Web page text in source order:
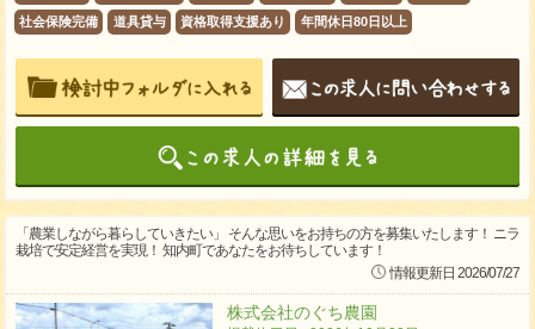
社会保険完備 道具貸与 資格取得支援あり 年間休日80日以上
「農業しながら暮らしていきたい」 そんな思いをお持ちの方を募集いたします！ ニラ
栽培で安定経営を実現！ 知内町であなたをお待ちしています！
情報更新日 2026/07/27
株式会社のぐち農園